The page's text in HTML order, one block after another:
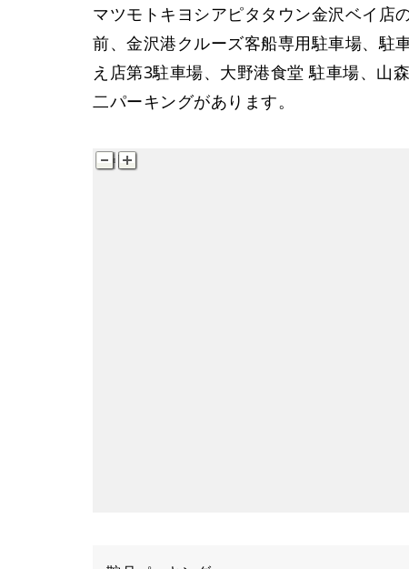
マツモトキヨシアピタタウン金沢ベイ店
前、金沢港クルーズ客船専用駐車場、駐
え店第3駐車場、大野港食堂 駐車場、山
二パーキングがあります。